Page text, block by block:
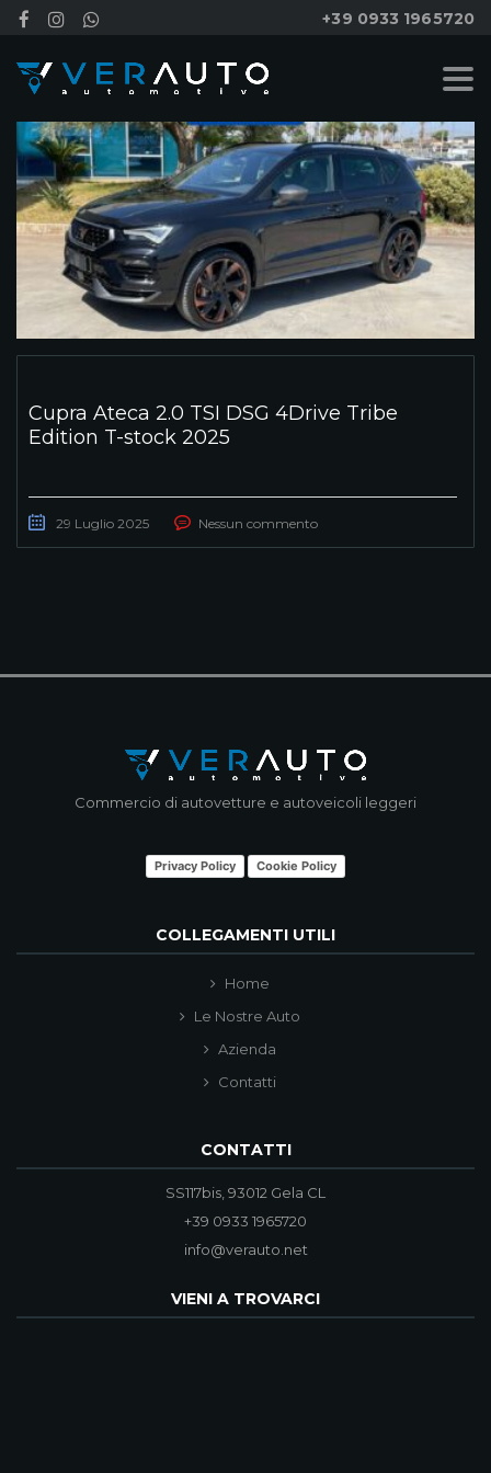
+39 0933 1965720
Cupra Ateca 2.0 TSI DSG 4Drive Tribe
Edition T-stock 2025
29 Luglio 2025 Nessun commento
Commercio di autovetture e autoveicoli leggeri
Privacy Policy Cookie Policy
COLLEGAMENTI UTILI
Home
Le Nostre Auto
Azienda
Contatti
CONTATTI
SS117bis, 93012 Gela CL
+39 0933 1965720
info@verauto.net
VIENI A TROVARCI